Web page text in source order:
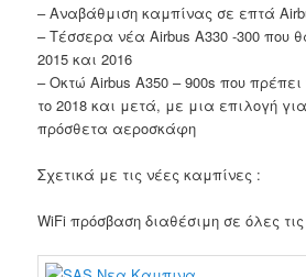
– Αναβάθμιση καμπίνας σε επτά
– Τέσσερα νέα Airbus A330 -300 που
2015 και 2016
– Οκτώ Airbus A350 – 900s που
το 2018 και μετά, με μια επιλογή
πρόσθετα αεροσκάφη
Σχετικά με τις νέες καμπίνες :
WiFi πρόσβασηδιαθέσιμη σε όλες